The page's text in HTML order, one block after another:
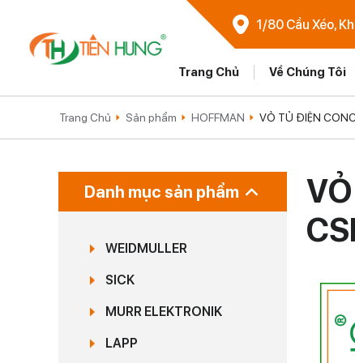
1/80 Cầu Xéo,
Trang Chủ Về Chúng Tôi
Trang Chủ Sản phẩm HOFFMAN VỎ TỦ ĐIỆN
Danh mục sản phẩm
WEIDMULLER
SICK
MURR ELEKTRONIK
LAPP